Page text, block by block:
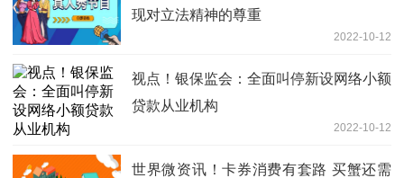
现对立法精神的尊重
2022-10-12
视点！银保监会：全面叫停新设网络小额
贷款从业机构
2022-10-12
世界微资讯！卡券消费有套路 买蟹还需